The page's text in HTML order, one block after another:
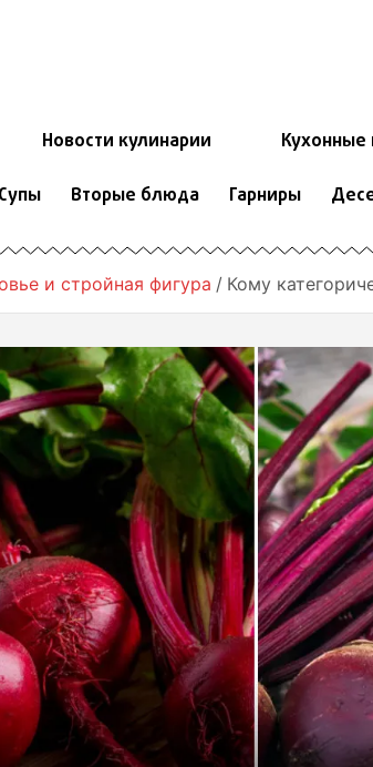
Новости кулинарии Кухонные
Супы Вторые блюда Гарниры
и стройная фигура Кому